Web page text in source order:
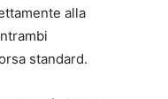
alla
standard.